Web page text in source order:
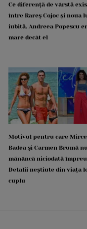
Ce diferență de vârstă
între Rareș Cojoc și noua
iubită. Andreea Popescu
mare decât el
Motivul pentru care
Badea și Carmen Brumă nu
mănâncă niciodată
Detalii neștiute din viața
cuplu